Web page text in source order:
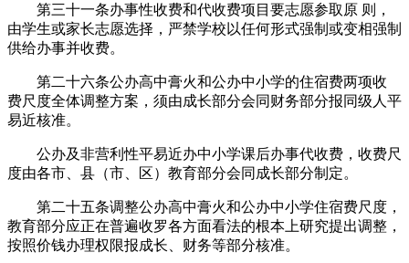
第三十一条办事性收费和代收费项目要志愿参取原 则，
由学生或家长志愿选择，严禁学校以任何形式强制或变相强制
供给办事并收费。
第二十六条公办高中膏火和公办中小学的住宿费两项收
费尺度全体调整方案，须由成长部分会同财务部分报同级人平
易近核准。
公办及非营利性平易近办中小学课后办事代收费，收费尺
度由各市、县（市、区）教育部分会同成长部分制定。
第二十五条调整公办高中膏火和公办中小学住宿费尺度，
教育部分应正在普遍收罗各方面看法的根本上研究提出调整，
按照价钱办理权限报成长、财务等部分核准。